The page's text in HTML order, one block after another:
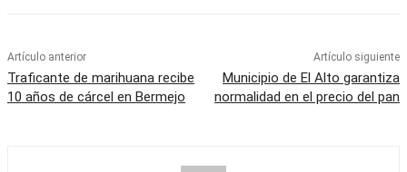
Artículo anterior
Traficante de marihuana recibe
10 años de cárcel en Bermejo
Artículo siguiente
Municipio de El Alto garantiza
normalidad en el precio del pan